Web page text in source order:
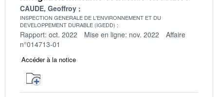
CAUDE, Geoffroy
INSPECTION GENERALE DE L'ENVIRONNEMENT ET DU
DEVELOPPEMENT DURABLE (IGEDD)
Rapport: oct. 2022 Mise en ligne: nov. 2022
Affaire
n°014713-01
Accéder à la notice